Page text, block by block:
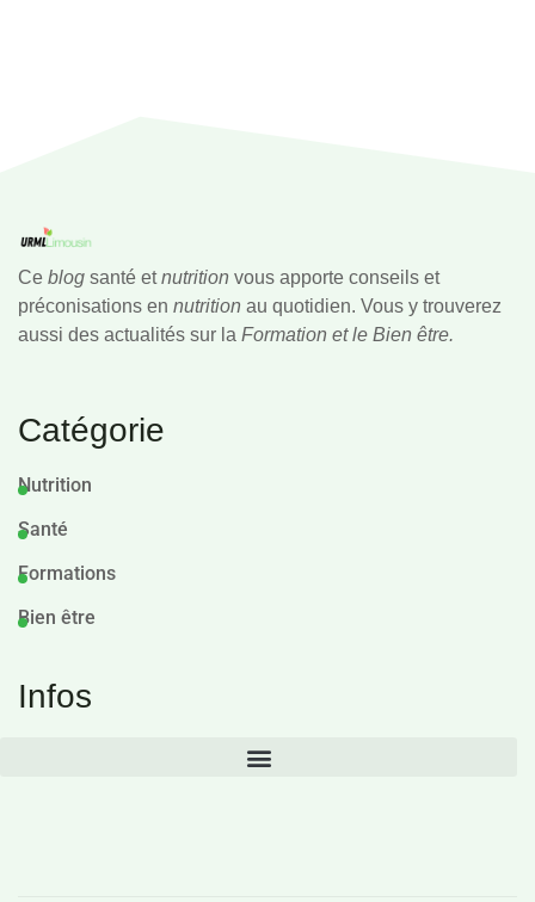
Ce blog santé etnutrition vous apporte conseils et
préconisations en nutrition au quotidien. Vous y trouverez
aussi des actualités sur la Formation et le Bien être.
Catégorie
Nutrition
Santé
Formations
Bien être
Infos